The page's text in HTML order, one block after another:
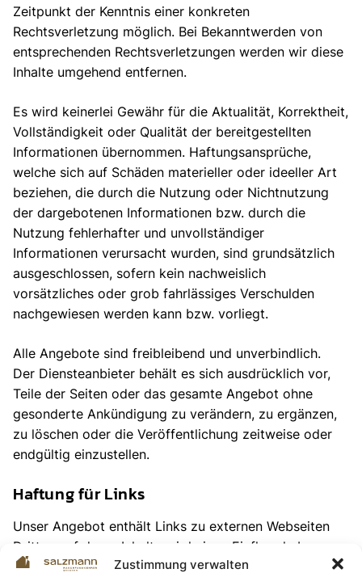
Zustimmung verwalten
Zeitpunkt der Kenntnis einer konkreten
Rechtsverletzung möglich. Bei Bekanntwerden von
entsprechenden Rechtsverletzungen werden wir diese
Inhalte umgehend entfernen.
Es wird keinerlei Gewähr für die Aktualität, Korrektheit,
Vollständigkeit oder Qualität der bereitgestellten
Informationen übernommen. Haftungsansprüche,
welche sich auf Schäden materieller oder ideeller Art
beziehen, die durch die Nutzung oder Nichtnutzung
der dargebotenen Informationen bzw. durch die
Nutzung fehlerhafter und unvollständiger
Informationen verursacht wurden, sind grundsätzlich
ausgeschlossen, sofern kein nachweislich
vorsätzliches oder grob fahrlässiges Verschulden
nachgewiesen werden kann bzw. vorliegt.
Alle Angebote sind freibleibend und unverbindlich.
Der Diensteanbieter behält es sich ausdrücklich vor,
Teile der Seiten oder das gesamte Angebot ohne
gesonderte Ankündigung zu verändern, zu ergänzen,
zu löschen oder die Veröffentlichung zeitweise oder
endgültig einzustellen.
Haftung für Links
Unser Angebot enthält Links zu externen Webseiten
Dritter, auf deren Inhalte wir keinen Einfluss haben.
Deshalb können wir für diese fremden Inhalte auch